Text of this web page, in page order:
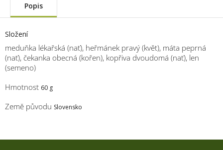
Popis
Složení
meduňka lékařská (nať), heřmánek pravý (květ), máta peprná
(nať), čekanka obecná (kořen), kopřiva dvoudomá (nať), len
(semeno)
Hmotnost 60 g
Země původu Slovensko